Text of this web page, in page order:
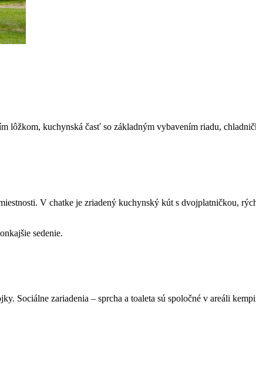
lôžkom, kuchynská časť so základným vybavením riadu,
V chatke je zriadený kuchynský kút s dvojplatničkou,
sedenie.
Sociálne zariadenia – sprcha a toaleta sú spoločné v areáli